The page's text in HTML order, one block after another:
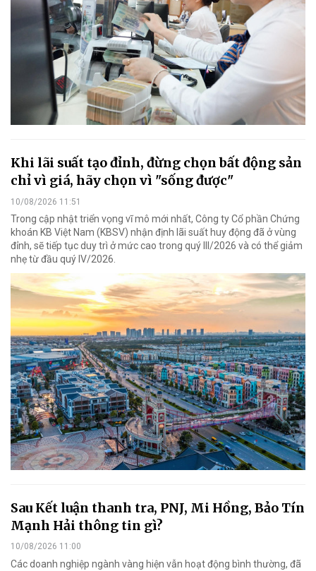
Khi lãi suất tạo đỉnh, đừng chọn bất động sản
chỉ vì giá, hãy chọn vì "sống được"
10/08/2026 11:51
Trong cập nhật triển vọng vĩ mô mới nhất, Công ty Cổ phần Chứng
khoán KB Việt Nam (KBSV) nhận định lãi suất huy động đã ở vùng
đỉnh, sẽ tiếp tục duy trì ở mức cao trong quý III/2026 và có thể giảm
nhẹ từ đầu quý IV/2026.
Sau Kết luận thanh tra, PNJ, Mi Hồng, Bảo Tín
Mạnh Hải thông tin gì?
10/08/2026 11:00
Các doanh nghiệp ngành vàng hiện vẫn hoạt động bình thường, đã